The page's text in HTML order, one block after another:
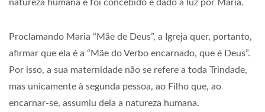
natureza humana e foi concebido e dado à luz por Maria.
Proclamando Maria “Mãe de Deus”, a Igreja quer, portanto,
afirmar que ela é a “Mãe do Verbo encarnado, que é Deus”.
Por isso, a sua maternidade não se refere a toda Trindade,
mas unicamente à segunda pessoa, ao Filho que, ao
encarnar-se, assumiu dela a natureza humana.